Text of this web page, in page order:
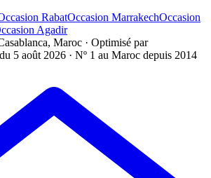
RabatOccasion MarrakechOccasion
Agadir
Maroc · Optimisé par
5 août 2026 · Nº 1 au Maroc depuis 2014